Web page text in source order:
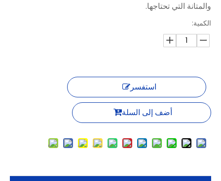
والمتانة التي تحتاجها.
الكمية:
استفسر
أضف إلى السلة